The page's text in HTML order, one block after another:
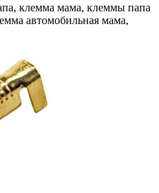
клемма мама, клеммы папа
автомобильная мама,